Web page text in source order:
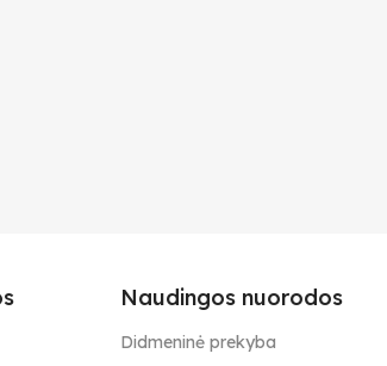
Naudingos nuorodos
Didmeninė prekyba